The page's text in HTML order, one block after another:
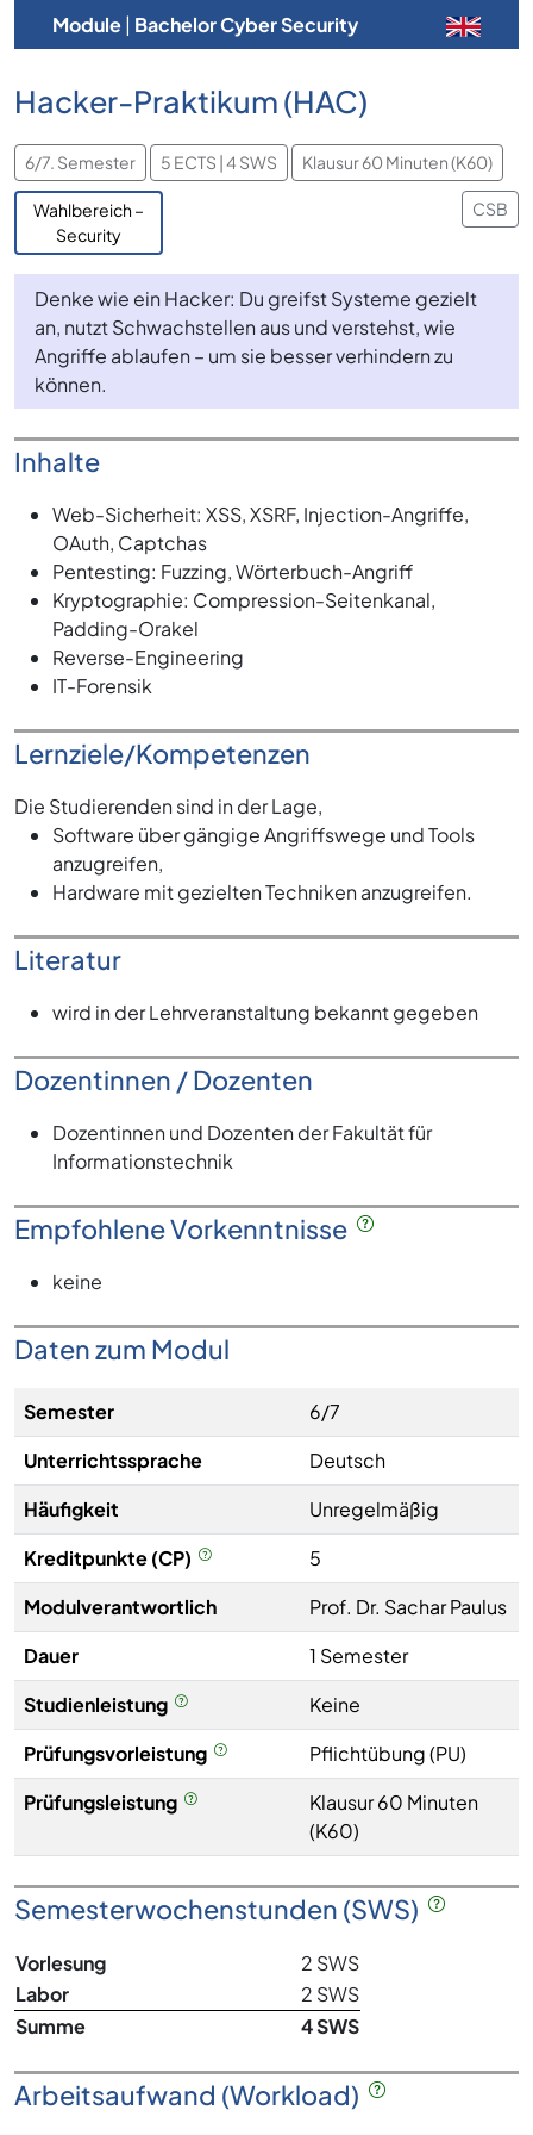
Module| Bachelor Cyber Security
Hacker-Praktikum (HAC)
6/7. Semester 5 ECTS | 4 SWS Klausur 60 Minuten (K60)
Wahlbereich –
Security
CSB
Denke wie ein Hacker: Du greifst Systeme gezielt
an, nutzt Schwachstellen aus und verstehst, wie
Angriffe ablaufen – um sie besser verhindern zu
können.
Inhalte
Web-Sicherheit: XSS, XSRF, Injection-Angriffe,
OAuth, Captchas
Pentesting: Fuzzing, Wörterbuch-Angriff
Kryptographie: Compression-Seitenkanal,
Padding-Orakel
Reverse-Engineering
IT-Forensik
Lernziele/Kompetenzen
Die Studierenden sind in der Lage,
Software über gängige Angriffswege und Tools
anzugreifen,
Hardware mit gezielten Techniken anzugreifen.
Literatur
wird in der Lehrveranstaltung bekannt gegeben
Dozentinnen / Dozenten
Dozentinnen und Dozenten der Fakultät für
Informationstechnik
Empfohlene Vorkenntnisse
keine
Daten zum Modul
Semester
6/7
Unterrichtssprache
Deutsch
Häufigkeit
Unregelmäßig
Kreditpunkte (CP)
5
Modulverantwortlich
Prof. Dr. Sachar Paulus
Dauer
1 Semester
Studienleistung
Keine
Prüfungsvorleistung
Pflichtübung (PU)
Prüfungsleistung
Klausur 60 Minuten
(K60)
Semesterwochenstunden (SWS)
Vorlesung
2 SWS
Labor
2 SWS
Summe
4 SWS
Arbeitsaufwand (Workload)